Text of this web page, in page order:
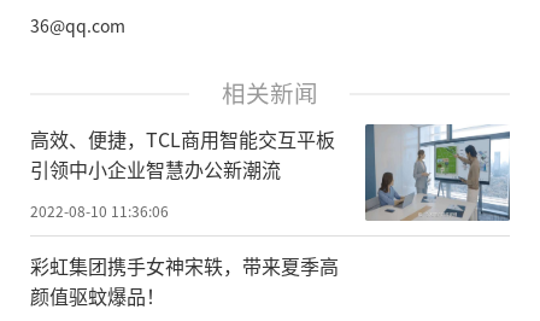
36@qq.com
相关新闻
高效、便捷，TCL商用智能交互平板
引领中小企业智慧办公新潮流
2022-08-10 11:36:06
彩虹集团携手女神宋轶，带来夏季高
颜值驱蚊爆品！